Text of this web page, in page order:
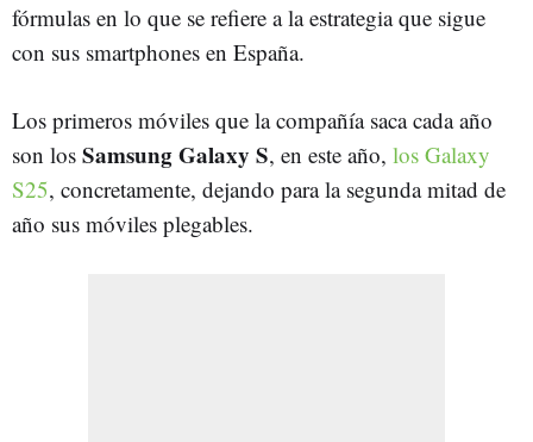
fórmulas en lo que se refiere a la estrategia que sigue
con sus smartphones en España.
Los primeros móviles que la compañía saca cada año
son los Samsung Galaxy S, en este año, los Galaxy
S25, concretamente, dejando para la segunda mitad de
año sus móviles plegables.